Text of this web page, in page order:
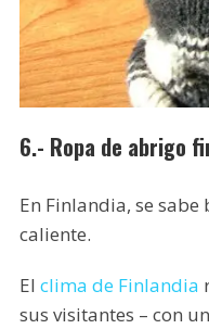
6.- Ropa de abrigo
En Finlandia, se
caliente.
El clima de Finlandia
sus visitantes – con